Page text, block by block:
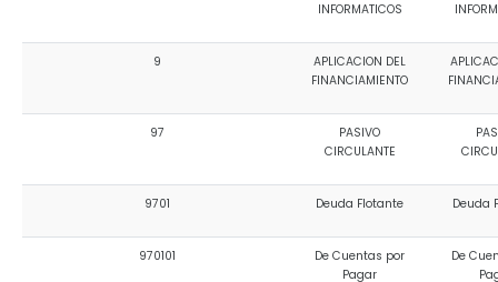
INFORMATICOS
9
APLICACION DEL
FINANCIAMIENTO
97
PASIVO
CIRCULANTE
9701 Deuda Flotante Deuda
970101
De Cuentas por
Pagar
De